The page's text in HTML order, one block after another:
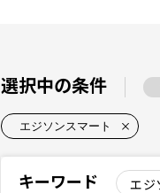
選択中の条件
エジソンスマート
キーワード